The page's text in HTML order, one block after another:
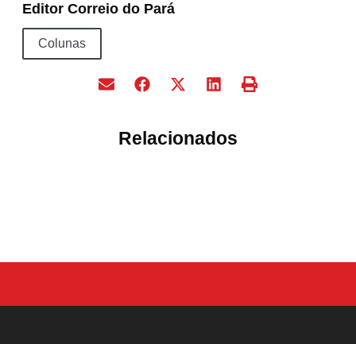
Editor Correio do Pará
Colunas
Relacionados